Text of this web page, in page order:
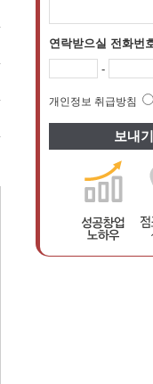
연락받으실 전화번
-
개인정보 취급방침